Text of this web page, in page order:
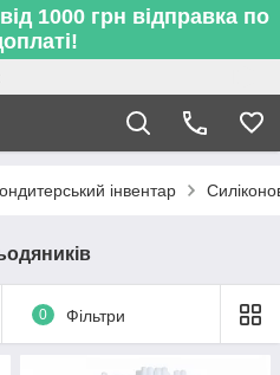
1000 грн відправка по
інвентар
0 Фільтри